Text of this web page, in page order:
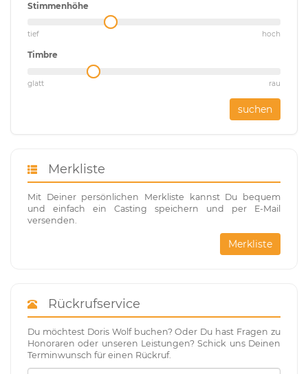
Stimmenhöhe
tief hoch
Timbre
glatt rau
suchen
Merkliste
Mit Deiner persönlichen Merkliste kannst Du bequem
und einfach ein Casting speichern und per E-Mail
versenden.
Merkliste
Rückrufservice
Du möchtest Doris Wolf buchen? Oder Du hast Fragen zu
Honoraren oder unseren Leistungen? Schick uns Deinen
Terminwunsch für einen Rückruf.